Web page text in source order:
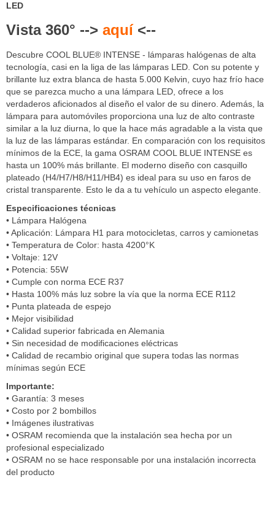
LED
Vista 360° --> aquí<--
Descubre COOL BLUE® INTENSE - lámparas halógenas de alta
tecnología, casi en la liga de las lámparas LED. Con su potente y
brillante luz extra blanca de hasta 5.000 Kelvin, cuyo haz frío hace
que se parezca mucho a una lámpara LED, ofrece a los
verdaderos aficionados al diseño el valor de su dinero. Además, la
lámpara para automóviles proporciona una luz de alto contraste
similar a la luz diurna, lo que la hace más agradable a la vista que
la luz de las lámparas estándar. En comparación con los requisitos
mínimos de la ECE, la gama OSRAM COOL BLUE INTENSE es
hasta un 100% más brillante. El moderno diseño con casquillo
plateado (H4/H7/H8/H11/HB4) es ideal para su uso en faros de
cristal transparente. Esto le da a tu vehículo un aspecto elegante.
Especificaciones técnicas
• Lámpara Halógena
• Aplicación: Lámpara H1 para motocicletas, carros y camionetas
• Temperatura de Color: hasta 4200°K
• Voltaje: 12V
• Potencia: 55W
• Cumple con norma ECE R37
• Hasta 100% más luz sobre la vía que la norma ECE R112
• Punta plateada de espejo
• Mejor visibilidad
• Calidad superior fabricada en Alemania
• Sin necesidad de modificaciones eléctricas
• Calidad de recambio original que supera todas las normas
mínimas según ECE
Importante:
• Garantía: 3 meses
• Costo por 2 bombillos
• Imágenes ilustrativas
• OSRAM recomienda que la instalación sea hecha por un
profesional especializado
• OSRAM no se hace responsable por una instalación incorrecta
del producto